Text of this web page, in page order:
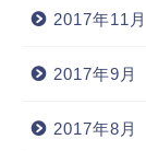
2017年11月
2017年9月
2017年8月